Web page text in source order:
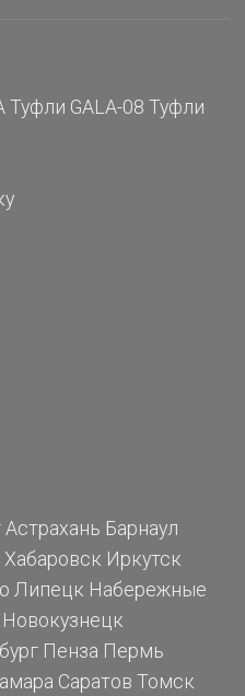
Туфли GALA-08 Туфли
Астрахань Барнаул
Хабаровск Иркутск
Липецк Набережные
Новокузнецк
Пенза Пермь
Саратов Томск